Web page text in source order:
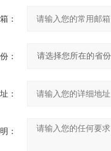
：
：
：
：